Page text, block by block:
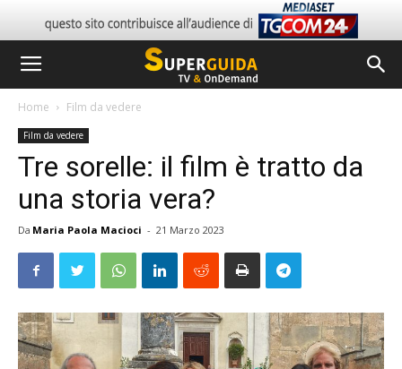
Home Film da vedere
Film da vedere
Tre sorelle: il film è tratto da
una storia vera?
Da Maria Paola Macioci - 21 Marzo 2023